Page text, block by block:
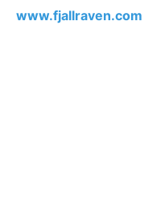
www.fjallraven.com